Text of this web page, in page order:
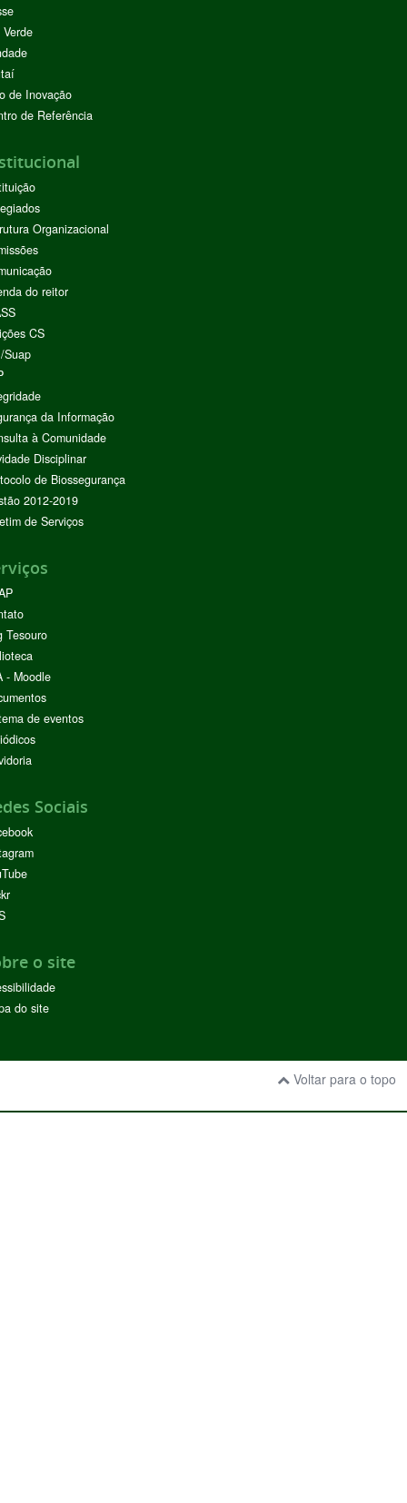
de Inovação
de Referência
Organizacional
do reitor
CS
Suap
da Informação
à Comunidade
Disciplinar
de Biossegurança
2012-2019
de Serviços
Tesouro
- Moodle
de eventos
Sociais
o site
do site
Voltar para o topo